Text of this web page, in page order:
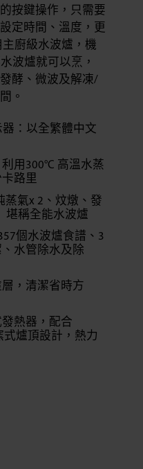
按鍵操作，只需要
定時間、溫度，更
廚級水波爐，機
波爐就可以烹，
酵、微波及解凍/
。
器：以全繁體中文
用300°C 高溫水蒸
路里
蒸氣x 2、炆燉、發
堪稱全能水波爐
個水波爐食譜、3
水管除水及除
，清潔省時方
發熱器，配合
式爐頂設計，熱力